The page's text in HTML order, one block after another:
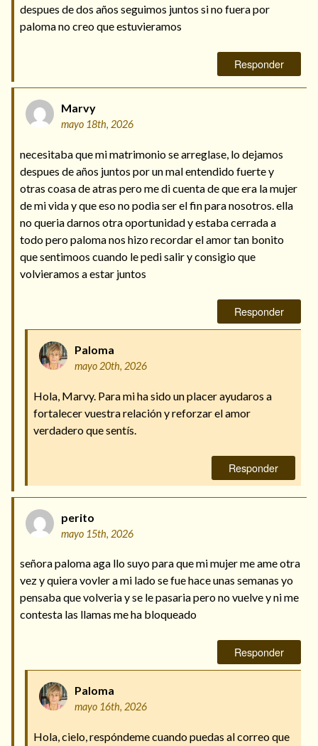
despues de dos años seguimos juntos si no fuera por
paloma no creo que estuvieramos
Responder
Marvy
mayo 18th, 2026
necesitaba que mi matrimonio se arreglase, lo dejamos
despues de años juntos por un mal entendido fuerte y
otras coasa de atras pero me di cuenta de que era la mujer
de mi vida y que eso no podia ser el fin para nosotros. ella
no queria darnos otra oportunidad y estaba cerrada a
todo pero paloma nos hizo recordar el amor tan bonito
que sentimoos cuando le pedi salir y consigio que
volvieramos a estar juntos
Responder
Paloma
mayo 20th, 2026
Hola, Marvy. Para mi ha sido un placer ayudaros a
fortalecer vuestra relación y reforzar el amor
verdadero que sentís.
Responder
perito
mayo 15th, 2026
señora paloma aga llo suyo para que mi mujer me ame otra
vez y quiera vovler a mi lado se fue hace unas semanas yo
pensaba que volveria y se le pasaria pero no vuelve y ni me
contesta las llamas me ha bloqueado
Responder
Paloma
mayo 16th, 2026
Hola, cielo, respóndeme cuando puedas al correo que